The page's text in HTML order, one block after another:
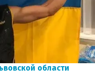
области